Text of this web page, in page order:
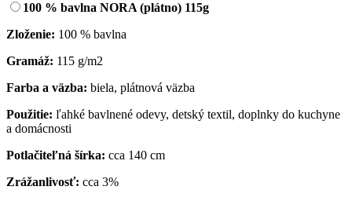
100 % bavlna NORA (plátno) 115g
Zloženie: 100 % bavlna
Gramáž: 115 g/m2
Farba a väzba: biela, plátnová väzba
Použitie: ľahké bavlnené odevy, detský textil, doplnky do kuchyne
a domácnosti
Potlačiteľná šírka: cca 140 cm
Zrážanlivosť: cca 3%